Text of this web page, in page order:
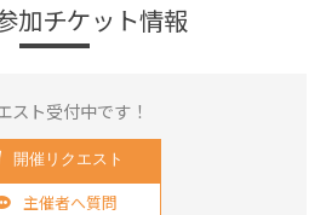
加チケット情報
スト受付中です！
開催リクエスト
主催者へ質問